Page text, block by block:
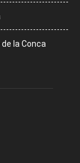
la Conca